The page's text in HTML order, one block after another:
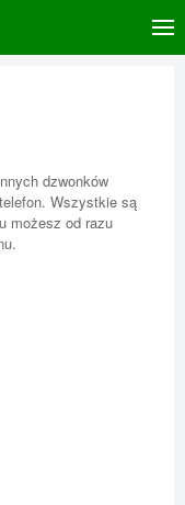
dzwonków
Wszystkie są
możesz od razu